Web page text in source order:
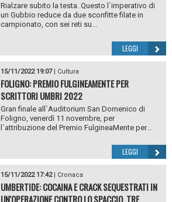
Rialzare subito la testa. Questo l`imperativo di
un Gubbio reduce da due sconfitte filate in
campionato, con sei reti su...
LEGGI
15/11/2022 19:07| Cultura
FOLIGNO: PREMIO FULGINEAMENTE PER
SCRITTORI UMBRI 2022
Gran finale all`Auditorium San Domenico di
Foligno, venerdì 11 novembre, per
l`attribuzione del Premio FulgineaMente per...
LEGGI
15/11/2022 17:42| Cronaca
UMBERTIDE: COCAINA E CRACK SEQUESTRATI IN
UN'OPERAZIONE CONTRO LO SPACCIO, TRE